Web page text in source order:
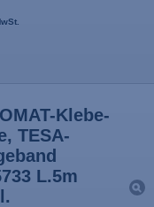
Klebe-
TESA-
L.5m